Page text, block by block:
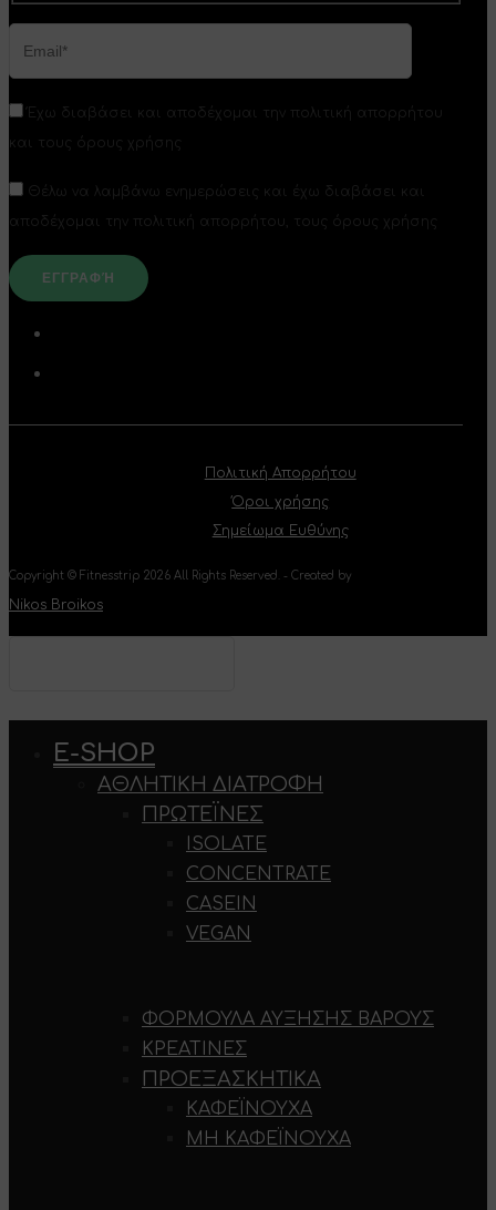
Έχω διαβάσει και αποδέχομαι την πολιτική απορρήτου
και τους όρους χρήσης
Θέλω να λαμβάνω ενημερώσεις και έχω διαβάσει και
αποδέχομαι την πολιτική απορρήτου, τους όρους χρήσης
Πολιτική Απορρήτου
Όροι χρήσης
Σημείωμα Ευθύνης
Copyright © Fitnesstrip 2026 All Rights Reserved. - Created by
Nikos Broikos
E-SHOP
ΑΘΛΗΤΙΚΉ ΔΙΑΤΡΟΦΉ
ΠΡΩΤΕΪΝΕΣ
ISOLATE
CONCENTRATE
CASEIN
VEGAN
ΦΌΡΜΟΥΛΑ ΑΎΞΗΣΗΣ ΒΆΡΟΥΣ
ΚΡΕΑΤΊΝΕΣ
ΠΡΟΕΞΑΣΚΗΤΙΚΆ
ΚΑΦΕΪΝΟΎΧΑ
ΜΗ ΚΑΦΕΪΝΟΎΧΑ